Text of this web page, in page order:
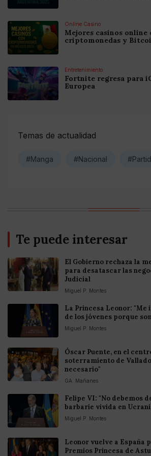
Online Casino
Mejores casinos online
criptomonedas y
Entretenimiento
Fortnite regresa para
Europea
Temas de actualidad
#Manga #Nacional
Te puede interesar
El Gobierno rechaza la
para desatascar las
Judicial
Miguel P. Montes
La Princesa Leonor:
de los jóvenes porque
Miguel P. Montes
Óscar Puente, en el
soterramiento de
necesario"
GA. Mañanes
Felipe VI: "No debemos
barbarie vivida en
Miguel P. Montes
Leonor vuelve a España
Premios Princesa de